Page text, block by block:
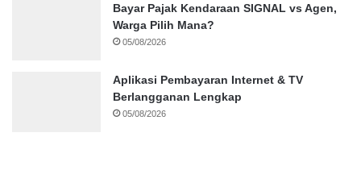
Bayar Pajak Kendaraan SIGNAL vs Agen,
Warga Pilih Mana?
05/08/2026
Aplikasi Pembayaran Internet & TV
Berlangganan Lengkap
05/08/2026